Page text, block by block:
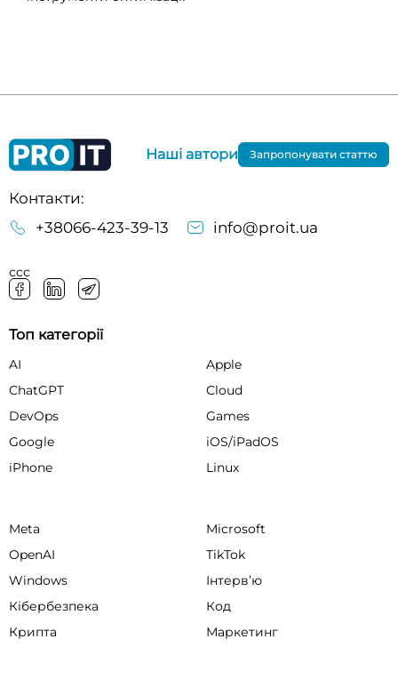
Контакти:
+38066-423-39-13
info@proit.ua
ссс
Наші автори Запропонувати статтю
Топ категорії
AI
Apple
ChatGPT
Cloud
DevOps
Games
Google
iOS/iPadOS
iPhone
Linux
Meta
Microsoft
OpenAI
TikTok
Windows
Інтервʼю
Кібербезпека
Код
Крипта
Маркетинг